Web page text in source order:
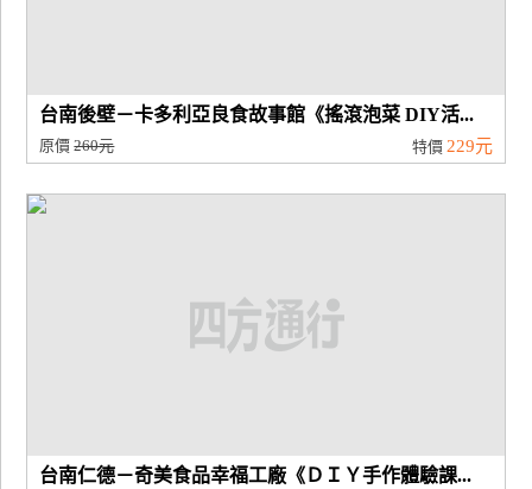
台南後壁－卡多利亞良食故事館《搖滾泡菜 DIY活...
原價260元 特價 229元
台南仁德－奇美食品幸福工廠《ＤＩＹ手作體驗課...